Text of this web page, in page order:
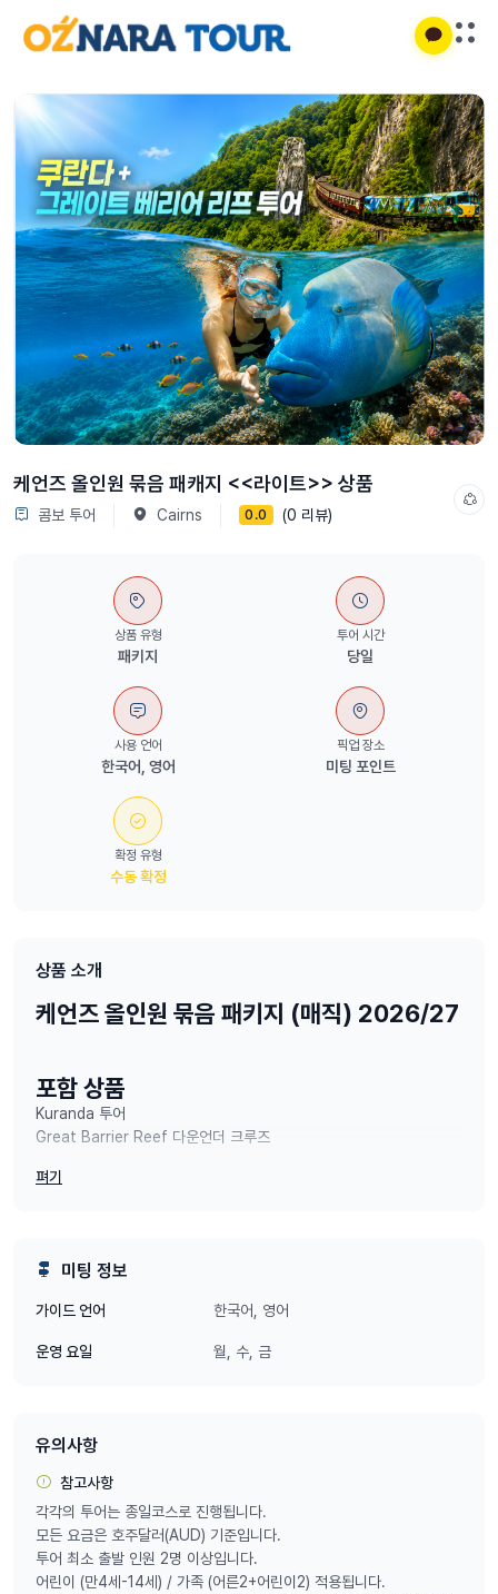
케언즈 올인원 묶음 패캐지 <<라이트>> 상품
콤보 투어 Cairns 0.0 (0 리뷰)
상품 유형
패키지
투어 시간
당일
사용 언어
한국어, 영어
픽업 장소
미팅 포인트
확정 유형
수동 확정
상품 소개
케언즈 올인원 묶음 패키지 (매직) 2026/27
포함 상품
Kuranda 투어
Great Barrier Reef 다운언더 크루즈
지
한국인 전용 차량
숙소 또는 공항 픽업
아미덕 수륙양용차
야생동물원 관람
파마기리 원주민 댄스 공연
드림타임 원주민 문화 체험
오지 BBQ 뷔페 점심
펴기
미팅 정보
가이드 언어 한국어, 영어
운영 요일 월, 수, 금
유의사항
참고사항
각각의 투어는 종일코스로 진행됩니다.
모든 요금은 호주달러(AUD) 기준입니다.
투어 최소 출발 인원 2명 이상입니다.
어린이 (만4세-14세) / 가족 (어른2+어린이2) 적용됩니다.